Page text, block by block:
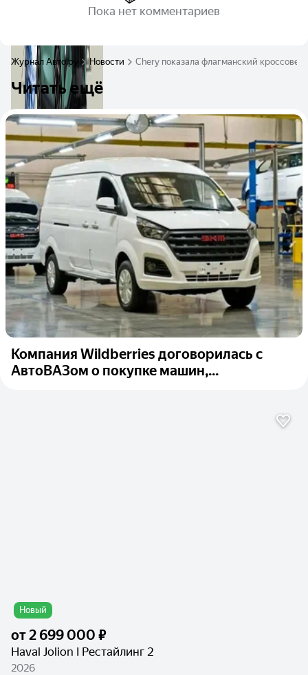
Пока нет комментариев
Журнал Авто.ру Новости Chery показала флагманский
Читать ещё
Компания Wildberries договорилась с
АвтоВАЗом о покупке машин,...
Новый
от2 699 000 ₽
Haval Jolion I Рестайлинг 2
2026